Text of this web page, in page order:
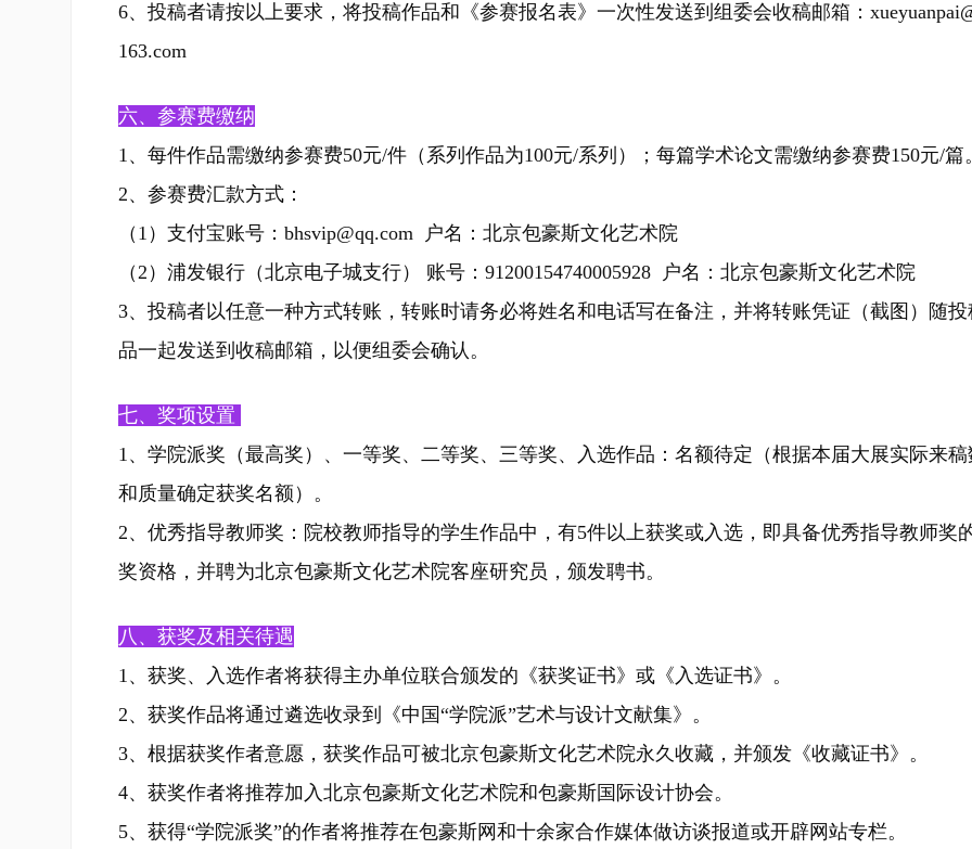
6、投稿者请按以上要求，将投稿作品和《参赛报名表》一次性发送到组委会收稿邮箱：
163.com
六、参赛费缴纳
1、每件作品需缴纳参赛费50元/件（系列作品为100元/系列）；每篇学术论文需缴纳参赛费150元/篇
2、参赛费汇款方式：
（1）支付宝账号：bhsvip@qq.com 户名：北京包豪斯文化艺术院
（2）浦发银行（北京电子城支行） 账号：91200154740005928 户名：北京包豪斯文化艺术院
3、投稿者以任意一种方式转账，转账时请务必将姓名和电话写在备注，并将转账凭证（截图）随投
品一起发送到收稿邮箱，以便组委会确认。
七、奖项设置
1、学院派奖（最高奖）、一等奖、二等奖、三等奖、入选作品：名额待定（根据本届大展实际来稿
和质量确定获奖名额）。
2、优秀指导教师奖：院校教师指导的学生作品中，有5件以上获奖或入选，即具备优秀指导教师奖
奖资格，并聘为北京包豪斯文化艺术院客座研究员，颁发聘书。
八、获奖及相关待遇
1、获奖、入选作者将获得主办单位联合颁发的《获奖证书》或《入选证书》。
2、获奖作品将通过遴选收录到《中国“学院派”艺术与设计文献集》。
3、根据获奖作者意愿，获奖作品可被北京包豪斯文化艺术院永久收藏，并颁发《收藏证书》。
4、获奖作者将推荐加入北京包豪斯文化艺术院和包豪斯国际设计协会。
5、获得“学院派奖”的作者将推荐在包豪斯网和十余家合作媒体做访谈报道或开辟网站专栏。